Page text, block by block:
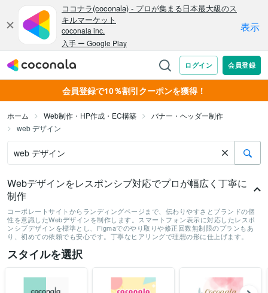
会員登録で10％割引クーポンを獲得！
ホーム Web制作・HP作成・EC構築
バナー・ヘッダー制作
web デザイン
Webデザインをレスポンシブ対応でプロが幅広く丁寧に
制作
コーポレートサイトからランディングページまで、伝わりやすさとブランドの個
性を意識したWebデザインを制作します。スマートフォン表示に対応したレスポ
ンシブデザインを標準とし、Figmaでのやり取りや修正回数無制限のプランもあ
り、初めての依頼でも安心です。丁寧なヒアリングで理想の形に仕上げます。
スタイルを選択